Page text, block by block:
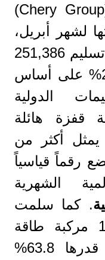
(Chery Group)
لشهر أبريل،
حيث كشفت التقارير عن تسليم 251,386
مركبة، بزيادة قدرها 25.2% على أساس
الدولية
قفزة هائلة
ما يمثل أكثر من
رقماً قياسياً
الشهرية
. كما سلمت
مجموعة شيري 100,276 مركبة طاقة
جديدة (NEVs)، بزيادة قدرها 63.8%